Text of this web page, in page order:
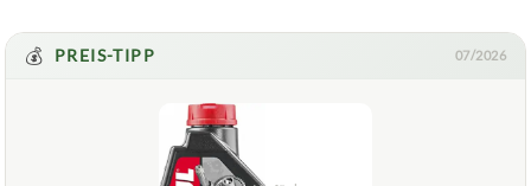
💰 PREIS-TIPP 07/2026